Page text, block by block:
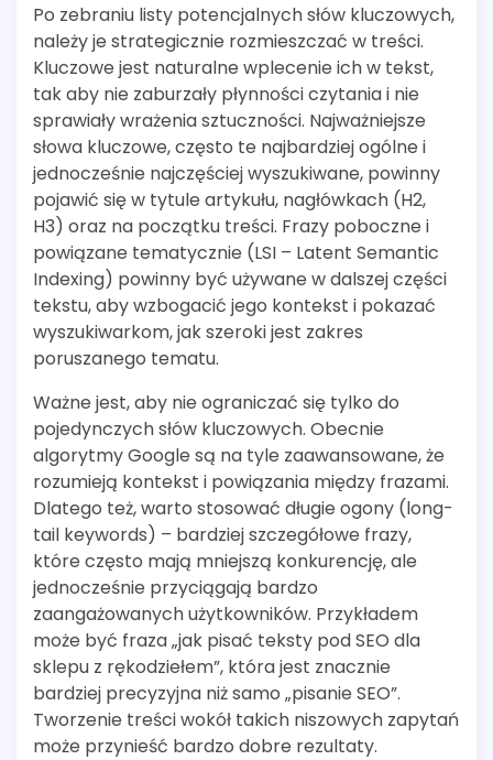
Po zebraniu listy potencjalnych słów kluczowych,
należy je strategicznie rozmieszczać w treści.
Kluczowe jest naturalne wplecenie ich w tekst,
tak aby nie zaburzały płynności czytania i nie
sprawiały wrażenia sztuczności. Najważniejsze
słowa kluczowe, często te najbardziej ogólne i
jednocześnie najczęściej wyszukiwane, powinny
pojawić się w tytule artykułu, nagłówkach (H2,
H3) oraz na początku treści. Frazy poboczne i
powiązane tematycznie (LSI – Latent Semantic
Indexing) powinny być używane w dalszej części
tekstu, aby wzbogacić jego kontekst i pokazać
wyszukiwarkom, jak szeroki jest zakres
poruszanego tematu.
Ważne jest, aby nie ograniczać się tylko do
pojedynczych słów kluczowych. Obecnie
algorytmy Google są na tyle zaawansowane, że
rozumieją kontekst i powiązania między frazami.
Dlatego też, warto stosować długie ogony (long-
tail keywords) – bardziej szczegółowe frazy,
które często mają mniejszą konkurencję, ale
jednocześnie przyciągają bardzo
zaangażowanych użytkowników. Przykładem
może być fraza „jak pisać teksty pod SEO dla
sklepu z rękodziełem”, która jest znacznie
bardziej precyzyjna niż samo „pisanie SEO”.
Tworzenie treści wokół takich niszowych zapytań
może przynieść bardzo dobre rezultaty.